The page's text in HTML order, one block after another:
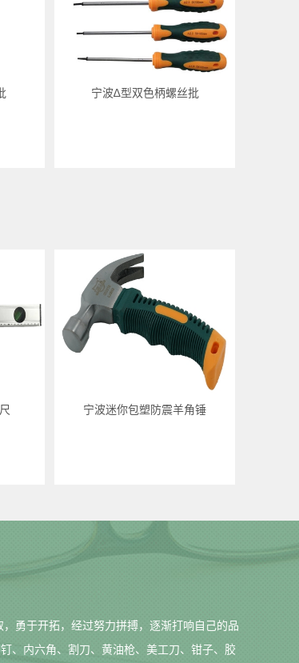
宁波∆型双色柄螺丝批
宁波迷你包塑防震羊角锤
勇于开拓，经过努力拼搏，逐渐打响自己的品
、内六角、割刀、黄油枪、美工刀、钳子、胶